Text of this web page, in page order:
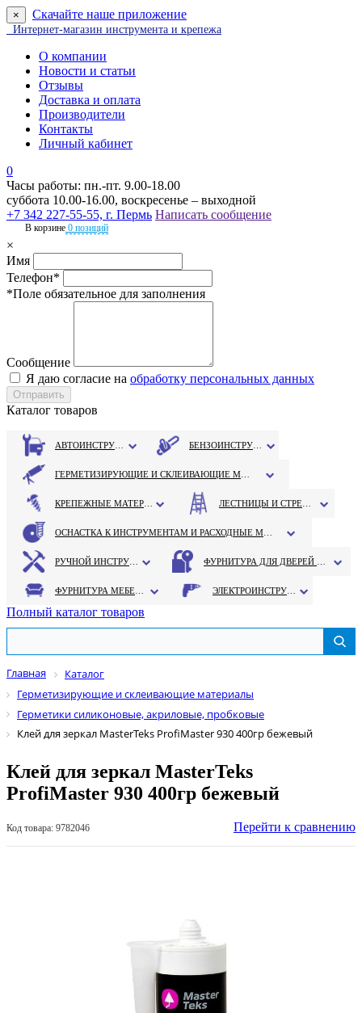
× Скачайте наше приложение
Интернет-магазин инструмента и крепежа
О компании
Новости и статьи
Отзывы
Доставка и оплата
Производители
Контакты
Личный кабинет
0
Часы работы: пн.-пт. 9.00-18.00
суббота 10.00-16.00, воскресенье – выходной
+7 342 227-55-55, г. Пермь Написать сообщение
В корзине 0 позиций
×
Имя
Телефон*
*Поле обязательное для заполнения
Сообщение
Я даю согласие на обработку персональных данных
Каталог товаров
Полный каталог товаров
Главная
Каталог
Герметизирующие и склеивающие материалы
Герметики силиконовые, акриловые, пробковые
Клей для зеркал MasterTeks ProfiMaster 930 400гр бежевый
Клей для зеркал MasterTeks
ProfiMaster 930 400гр бежевый
Код товара: 9782046 Перейти к сравнению